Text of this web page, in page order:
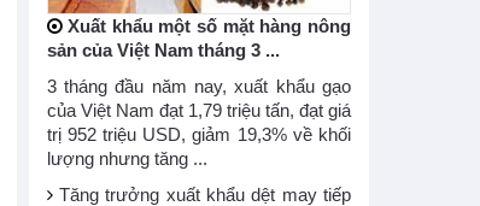
Xuất khẩu một số mặt hàng nông
sản của Việt Nam tháng 3 ...
3 tháng đầu năm nay, xuất khẩu gạo
của Việt Nam đạt 1,79 triệu tấn, đạt giá
trị 952 triệu USD, giảm 19,3% về khối
lượng nhưng tăng ...
Tăng trưởng xuất khẩu dệt may tiếp